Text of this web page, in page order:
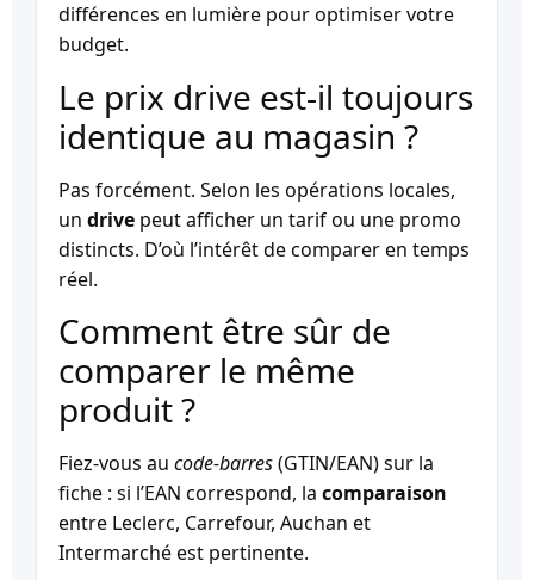
différences en lumière pour optimiser votre
budget.
Le prix drive est-il toujours
identique au magasin ?
Pas forcément. Selon les opérations locales,
un drive peut afficher un tarif ou une promo
distincts. D’où l’intérêt de comparer en temps
réel.
Comment être sûr de
comparer le même
produit ?
Fiez-vous au code-barres(GTIN/EAN) sur la
fiche : si l’EAN correspond, la comparaison
entre Leclerc, Carrefour, Auchan et
Intermarché est pertinente.